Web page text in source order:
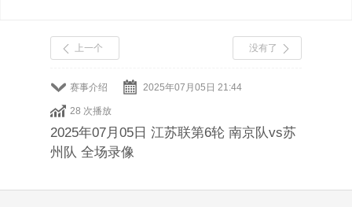
赛事介绍 2025年07月05日 21:44
28 次播放
上一个 没有了
2025年07月05日 江苏联第6轮 南京队vs苏
州队 全场录像